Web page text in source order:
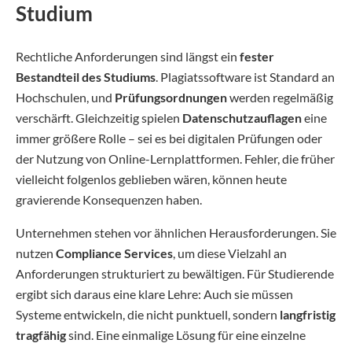
Studium
Rechtliche Anforderungen sind längst ein fester
Bestandteil des Studiums. Plagiatssoftware ist Standard an
Hochschulen, und Prüfungsordnungenwerden regelmäßig
verschärft. Gleichzeitig spielen Datenschutzauflageneine
immer größere Rolle – sei es bei digitalen Prüfungen oder
der Nutzung von Online-Lernplattformen. Fehler, die früher
vielleicht folgenlos geblieben wären, können heute
gravierende Konsequenzen haben.
Unternehmen stehen vor ähnlichen Herausforderungen. Sie
nutzen Compliance Services, um diese Vielzahl an
Anforderungen strukturiert zu bewältigen. Für Studierende
ergibt sich daraus eine klare Lehre: Auch sie müssen
Systeme entwickeln, die nicht punktuell, sondern langfristig
tragfähigsind. Eine einmalige Lösung für eine einzelne